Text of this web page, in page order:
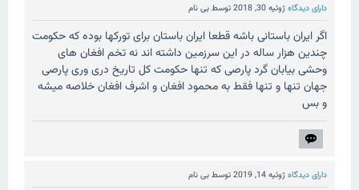
دارای دیدگاهژوئیه 30, 2018 توسطبی نام
اگر ایران باستانی باشه قطعا ایران باستان برای تورکها بوده که حکومت
چندین هزار ساله در این سرزمین داشته اند نه تخم افغان های
وحشی بیابان گرد پارصی که تنها حکومت کل تاریخ دری وری پارصی
جهان تنها و تنها فقط به محمود افغان و اشرف افغان خلاصه میشه
و بس
دارای دیدگاهژوئیه 14, 2019 توسطبی نام